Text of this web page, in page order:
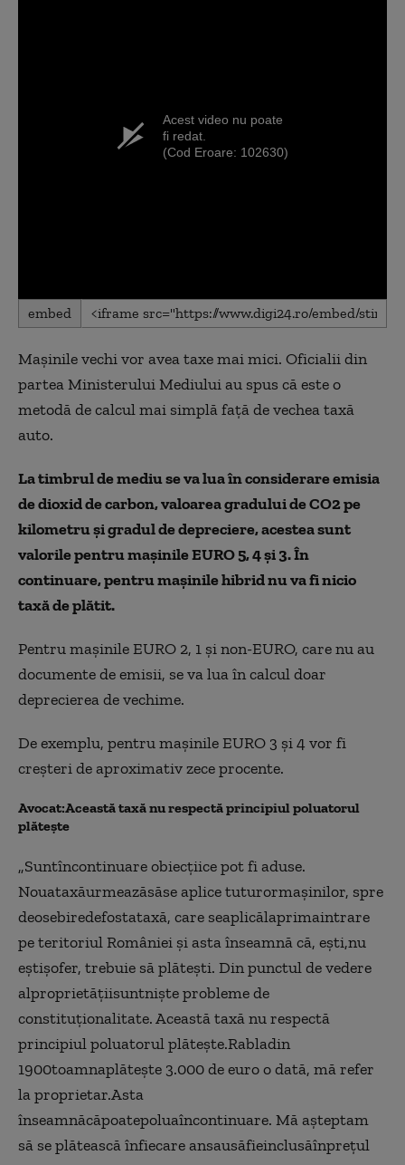
Acest video nu poate
fi redat.
(Cod Eroare: 102630)
embed
Mașinile vechi vor avea taxe mai mici. Oficialii din
partea Ministerului Mediului au spus că este o
metodă de calcul mai simplă față de vechea taxă
auto.
La timbrul de mediu se va lua în considerare emisia
de dioxid de carbon, valoarea gradului de CO2 pe
kilometru și gradul de depreciere, acestea sunt
valorile pentru mașinile EURO 5, 4 și 3. În
continuare, pentru mașinile hibrid nu va fi nicio
taxă de plătit.
Pentru mașinile EURO 2, 1 și non-EURO, care nu au
documente de emisii, se va lua în calcul doar
deprecierea de vechime.
De exemplu, pentru mașinile EURO 3 și 4 vor fi
creșteri de aproximativ zece procente.
Avocat:Această taxă nu respectă principiul poluatorul
plăteşte
„Suntîncontinuare obiecţiice pot fi aduse.
Nouataxăurmeazăsăse aplice tuturormaşinilor, spre
deosebiredefostataxă, care seaplicălaprimaintrare
pe teritoriul României și asta înseamnă că, eşti,nu
eştişofer, trebuie să plătești. Din punctul de vedere
alproprietățiisuntnişte probleme de
constituţionalitate. Această taxă nu respectă
principiul poluatorul plăteşte.Rabladin
1900toamnaplăteşte 3.000 de euro o dată, mă refer
la proprietar.Asta
înseamnăcăpoatepoluaîncontinuare. Mă aşteptam
să se plătească înfiecare ansausăfieinclusăînpreţul